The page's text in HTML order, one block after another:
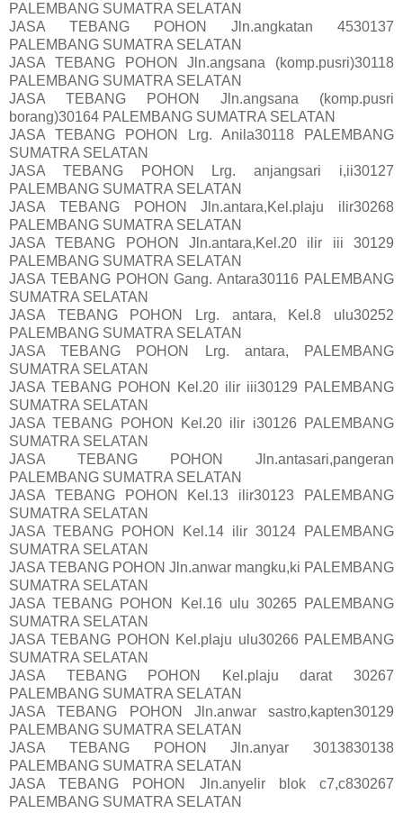
PALEMBANG SUMATRA SELATAN
JASA TEBANG POHON Jln.angkatan 4530137
PALEMBANG SUMATRA SELATAN
JASA TEBANG POHON Jln.angsana (komp.pusri)30118
PALEMBANG SUMATRA SELATAN
JASA TEBANG POHON Jln.angsana (komp.pusri
borang)30164 PALEMBANG SUMATRA SELATAN
JASA TEBANG POHON Lrg. Anila30118 PALEMBANG
SUMATRA SELATAN
JASA TEBANG POHON Lrg. anjangsari i,ii30127
PALEMBANG SUMATRA SELATAN
JASA TEBANG POHON Jln.antara,Kel.plaju ilir30268
PALEMBANG SUMATRA SELATAN
JASA TEBANG POHON Jln.antara,Kel.20 ilir iii 30129
PALEMBANG SUMATRA SELATAN
JASA TEBANG POHON Gang. Antara30116 PALEMBANG
SUMATRA SELATAN
JASA TEBANG POHON Lrg. antara, Kel.8 ulu30252
PALEMBANG SUMATRA SELATAN
JASA TEBANG POHON Lrg. antara, PALEMBANG
SUMATRA SELATAN
JASA TEBANG POHON Kel.20 ilir iii30129 PALEMBANG
SUMATRA SELATAN
JASA TEBANG POHON Kel.20 ilir i30126 PALEMBANG
SUMATRA SELATAN
JASA TEBANG POHON Jln.antasari,pangeran
PALEMBANG SUMATRA SELATAN
JASA TEBANG POHON Kel.13 ilir30123 PALEMBANG
SUMATRA SELATAN
JASA TEBANG POHON Kel.14 ilir 30124 PALEMBANG
SUMATRA SELATAN
JASA TEBANG POHON Jln.anwar mangku,ki PALEMBANG
SUMATRA SELATAN
JASA TEBANG POHON Kel.16 ulu 30265 PALEMBANG
SUMATRA SELATAN
JASA TEBANG POHON Kel.plaju ulu30266 PALEMBANG
SUMATRA SELATAN
JASA TEBANG POHON Kel.plaju darat 30267
PALEMBANG SUMATRA SELATAN
JASA TEBANG POHON Jln.anwar sastro,kapten30129
PALEMBANG SUMATRA SELATAN
JASA TEBANG POHON Jln.anyar 3013830138
PALEMBANG SUMATRA SELATAN
JASA TEBANG POHON Jln.anyelir blok c7,c830267
PALEMBANG SUMATRA SELATAN